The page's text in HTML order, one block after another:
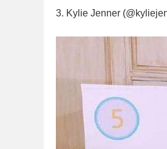
3. Kylie Jenner